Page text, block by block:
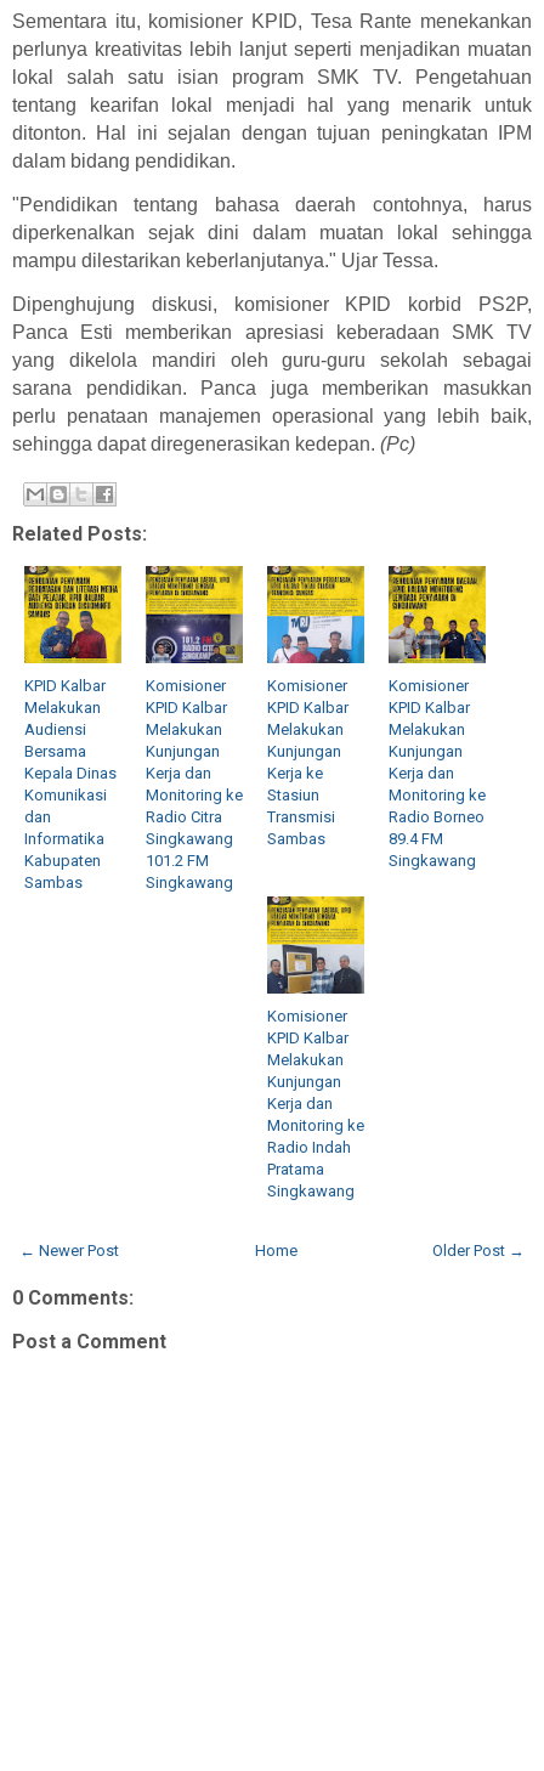
Sementara itu, komisioner KPID, Tesa Rante menekankan
perlunya kreativitas lebih lanjut seperti menjadikan muatan
lokal salah satu isian program SMK TV. Pengetahuan
tentang kearifan lokal menjadi hal yang menarik untuk
ditonton. Hal ini sejalan dengan tujuan peningkatan IPM
dalam bidang pendidikan.
"Pendidikan tentang bahasa daerah contohnya, harus
diperkenalkan sejak dini dalam muatan lokal sehingga
mampu dilestarikan keberlanjutanya." Ujar Tessa.
Dipenghujung diskusi, komisioner KPID korbid PS2P,
Panca Esti memberikan apresiasi keberadaan SMK TV
yang dikelola mandiri oleh guru-guru sekolah sebagai
sarana pendidikan. Panca juga memberikan masukkan
perlu penataan manajemen operasional yang lebih baik,
sehingga dapat diregenerasikan kedepan. (Pc)
Related Posts:
KPID Kalbar
Melakukan
Audiensi
Bersama
Kepala Dinas
Komunikasi
dan
Informatika
Kabupaten
Sambas
Komisioner
KPID Kalbar
Melakukan
Kunjungan
Kerja dan
Monitoring ke
Radio Citra
Singkawang
101.2 FM
Singkawang
Komisioner
KPID Kalbar
Melakukan
Kunjungan
Kerja ke
Stasiun
Transmisi
Sambas
Komisioner
KPID Kalbar
Melakukan
Kunjungan
Kerja dan
Monitoring ke
Radio Borneo
89.4 FM
Singkawang
Komisioner
KPID Kalbar
Melakukan
Kunjungan
Kerja dan
Monitoring ke
Radio Indah
Pratama
Singkawang
← Newer Post Older Post →
Home
0 Comments:
Post a Comment